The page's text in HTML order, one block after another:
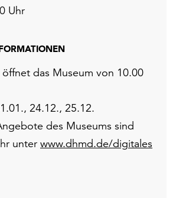
Uhr
das Museum von 10.00
24.12., 25.12.
des Museums sind
unter www.dhmd.de/digitales